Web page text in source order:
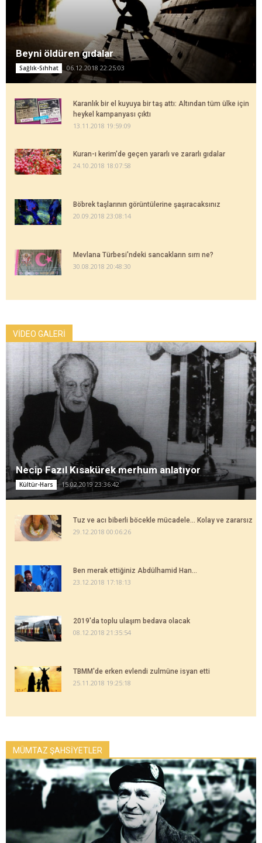
Beyni öldüren gıdalar
Sağlık-Sıhhat 06.12.2018 22:25:03
Karanlık bir el kuyuya bir taş attı: Altından tüm ülke için
heykel kampanyası çıktı
13.11.2018 19:59:09
Kuran-ı kerim'de geçen yararlı ve zararlı gıdalar
24.10.2018 18:07:58
Böbrek taşlarının görüntülerine şaşıracaksınız
20.09.2018 23:08:14
Mevlana Türbesi'ndeki sancakların sırrı ne?
30.08.2018 20:48:30
VİDEO GALERİ
Necip Fazıl Kısakürek merhum anlatıyor
Kültür-Hars 15.02.2019 23:36:42
Tuz ve acı biberli böcekle mücadele... Kolay ve zararsız
29.12.2018 00:06:26
Ben merak ettiğiniz Abdülhamid Han...
23.12.2018 17:18:13
2019'da toplu ulaşım bedava olacak
08.12.2018 21:35:54
TBMM'de erken evlendi zulmüne isyan etti
25.11.2018 19:25:18
MÜMTAZ ŞAHSİYETLER